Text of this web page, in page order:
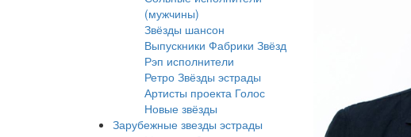
(мужчины)
Звёзды шансон
Выпускники Фабрики Звёзд
Рэп исполнители
Ретро Звёзды эстрады
Артисты проекта Голос
Новые звёзды
Зарубежные звезды эстрады